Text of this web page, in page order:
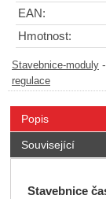
EAN:
Hmotnost:
Stavebnice-moduly -
regulace
Popis
Související
Stavebnice